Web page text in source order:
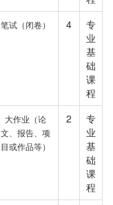
笔试（闭卷） 4
专
业
基
础
课
程
大作业（论
文、报告、项
目或作品等）
2
专
业
基
础
课
程